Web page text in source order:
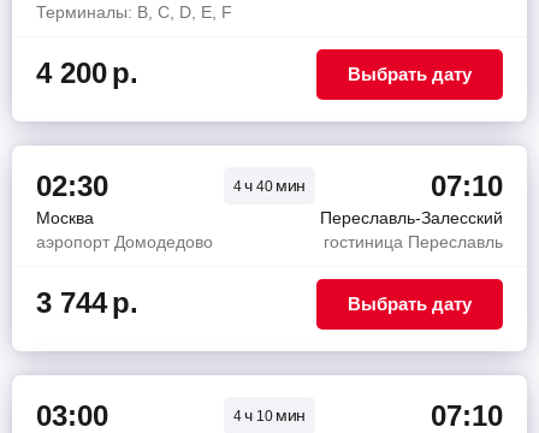
Терминалы: B, C, D, E, F
4 200р. Выбрать дату
02:30 4ч 40 мин 07:10
Москва
Переславль-Залесский
аэропорт Домодедово
гостиница Переславль
3 744р. Выбрать дату
03:00 4ч 10 мин 07:10